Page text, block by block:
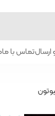
تماس با ما